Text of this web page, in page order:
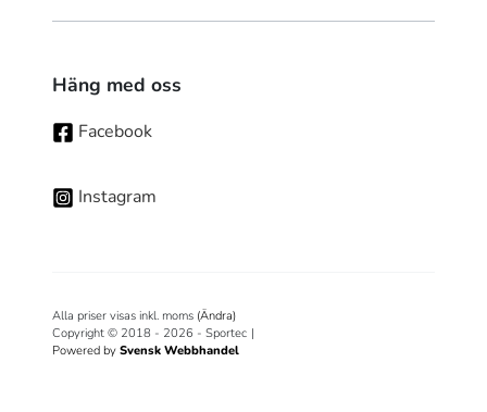
Häng med oss
Facebook
Instagram
Alla priser visas inkl. moms (Ändra)
Copyright © 2018 - 2026 - Sportec |
Powered by Svensk Webbhandel